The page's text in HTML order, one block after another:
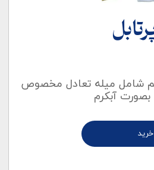
شامل ميله تعادل مخصوص
آبکرم